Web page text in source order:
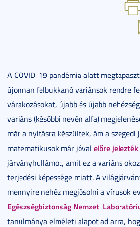
A COVID-19 pandémia alatt
újonnan felbukkanó variánsok rendre
várakozásokat, újabb és újabb
variáns (későbbi nevén alfa)
már a nyitásra készültek, ám a szegedi
matematikusok már jóval előre jelezték
járványhullámot, amit ez a variáns
terjedési képessége miatt. A
mennyire nehéz megjósolni a vírusok
Egészségbiztonság Nemzeti
tanulmánya elméleti alapot ad arra,